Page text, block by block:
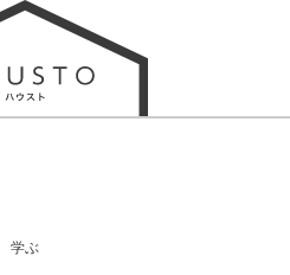
学ぶ